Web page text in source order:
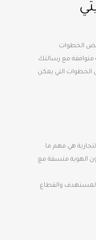
الخطوات
متوافقة مع رسالتك
التي يمكن
هي فهم ما
الهوية متسقة مع
والقطاع